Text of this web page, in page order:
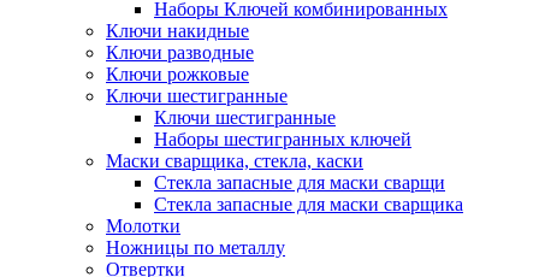
Наборы Ключей комбинированных
Ключи накидные
Ключи разводные
Ключи рожковые
Ключи шестигранные
Ключи шестигранные
Наборы шестигранных ключей
Маски сварщика, стекла, каски
Стекла запасные для маски сварщи
Стекла запасные для маски сварщика
Молотки
Ножницы по металлу
Отвертки